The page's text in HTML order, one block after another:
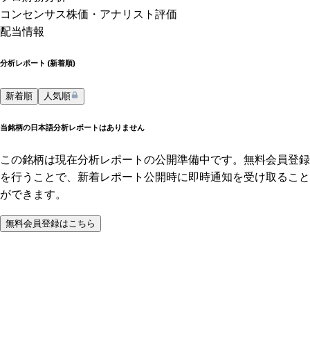
コンセンサス株価 ・アナリスト評価
配当情報
分析レポート (新着順)
新着順 人気順
当銘柄の日本語分析レポートはありません
この銘柄は現在分析レポートの公開準備中です。無料会員登録
を行うことで、新着レポート公開時に即時通知を受け取ること
ができます。
無料会員登録はこちら